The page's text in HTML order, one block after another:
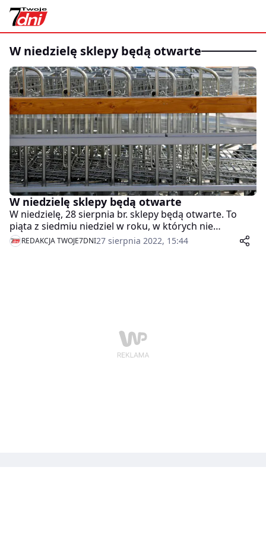
w niedzielę sklepy będą otwarte
W niedzielę sklepy będą otwarte
W niedzielę, 28 sierpnia br. sklepy będą otwarte. To
piąta z siedmiu niedziel w roku, w których nie
obowiązuje zakaz handlu. Następna handlowa
niedziela będzie 11 grudnia.
REDAKCJA TWOJE7DNI27 sierpnia 2022, 15:44